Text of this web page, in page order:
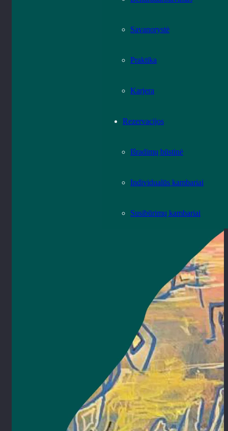
Savanorystė
Praktika
Karjera
Rezervacijos
Išradimų būstinė
Individualūs kambariai
Susibūrimų kambariai